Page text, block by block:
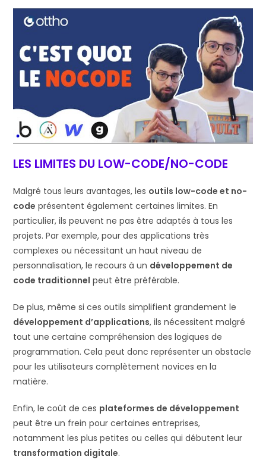
LES LIMITES DU LOW-CODE/NO-CODE
Malgré tous leurs avantages, les outils low-code et no-
code présentent également certaines limites. En
particulier, ils peuvent ne pas être adaptés à tous les
projets. Par exemple, pour des applications très
complexes ou nécessitant un haut niveau de
personnalisation, le recours à un développement de
code traditionnel peut être préférable.
De plus, même si ces outils simplifient grandement le
développement d’applications, ils nécessitent malgré
tout une certaine compréhension des logiques de
programmation. Cela peut donc représenter un obstacle
pour les utilisateurs complètement novices en la
matière.
Enfin, le coût de ces plateformes de développement
peut être un frein pour certaines entreprises,
notamment les plus petites ou celles qui débutent leur
transformation digitale.